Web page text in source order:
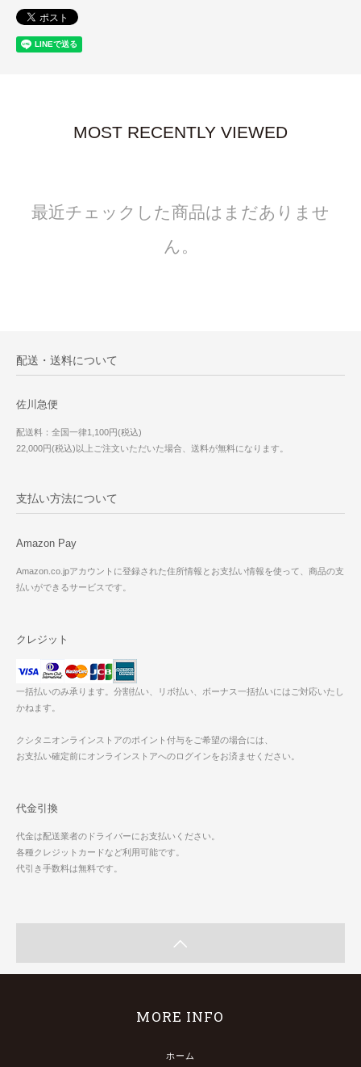
MOST RECENTLY VIEWED
最近チェックした商品はまだありませ
ん。
配送・送料について
佐川急便
配送料：全国一律1,100円(税込)
22,000円(税込)以上ご注文いただいた場合、送料が無料になります。
支払い方法について
Amazon Pay
Amazon.co.jpアカウントに登録された住所情報とお支払い情報を使って、商品の支
払いができるサービスです。
クレジット
一括払いのみ承ります。分割払い、リボ払い、ボーナス一括払いにはご対応いたし
かねます。
クシタニオンラインストアのポイント付与をご希望の場合には、
お支払い確定前にオンラインストアへのログインをお済ませください。
代金引換
代金は配送業者のドライバーにお支払いください。
各種クレジットカードなど利用可能です。
代引き手数料は無料です。
MORE INFO
ホーム